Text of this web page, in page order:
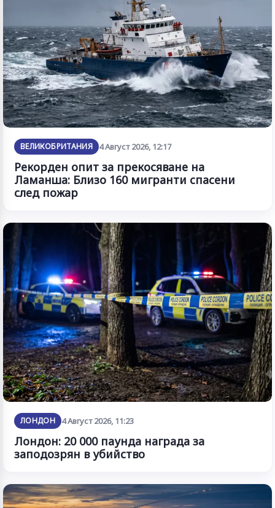
ВЕЛИКОБРИТАНИЯ 4 Август 2026, 12:17
Рекорден опит за прекосяване на
Ламанша: Близо 160 мигранти спасени
след пожар
ЛОНДОН 4 Август 2026, 11:23
Лондон: 20 000 паунда награда за
заподозрян в убийство